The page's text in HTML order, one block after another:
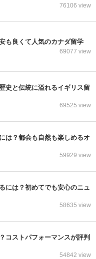
76106 view
も良くて人気のカナダ留学
69077 view
史と伝統に溢れるイギリス留
69525 view
は？都会も自然も楽しめるオ
59929 view
には？初めてでも安心のニュ
58635 view
コストパフォーマンスが評判
54842 view